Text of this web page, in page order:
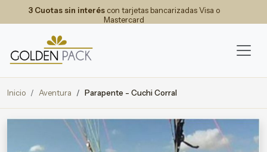
3 Cuotas sin interéscon tarjetas bancarizadas Visa o
Mastercard
Inicio Aventura Parapente - Cuchi Corral